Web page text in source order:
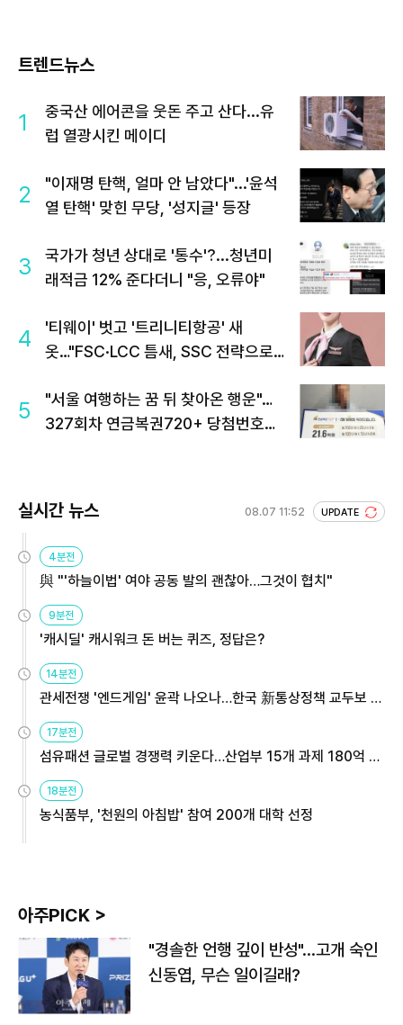
트렌드뉴스
1
중국산 에어콘을 웃돈 주고 산다...유
럽 열광시킨 메이디
2
"이재명 탄핵, 얼마 안 남았다"...'윤석
열 탄핵' 맞힌 무당, '성지글' 등장
3
국가가 청년 상대로 '통수'?...청년미
래적금 12% 준다더니 "응, 오류야"
4
'티웨이' 벗고 '트리니티항공' 새
옷…"FSC·LCC 틈새, SSC 전략으로
5
"서울 여행하는 꿈 뒤 찾아온 행운"…
327회차 연금복권720+ 당첨번호조
실시간 뉴스 08.07 11:52 UPDATE
4분전
與 "'하늘이법' 여야 공동 발의 괜찮아…그것이 협치"
9분전
'캐시딜' 캐시워크 돈 버는 퀴즈, 정답은?
14분전
관세전쟁 '엔드게임' 윤곽 나오나…한국 新통상정책 교두보 활
용해야
17분전
섬유패션 글로벌 경쟁력 키운다…산업부 15개 과제 180억 지
원
18분전
농식품부, '천원의 아침밥' 참여 200개 대학 선정
아주PICK >
"경솔한 언행 깊이 반성"…고개 숙인
신동엽, 무슨 일이길래?